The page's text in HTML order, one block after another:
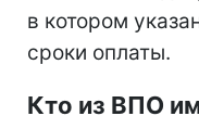
в котором
сроки оплаты.
Кто из ВПО